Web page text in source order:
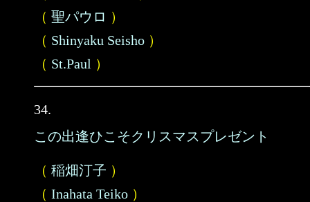
（ 聖パウロ ）
（ Shinyaku Seisho ）
（ St.Paul ）
34.
この出逢ひこそクリスマスプレゼント
（ 稲畑汀子 ）
（ Inahata Teiko ）